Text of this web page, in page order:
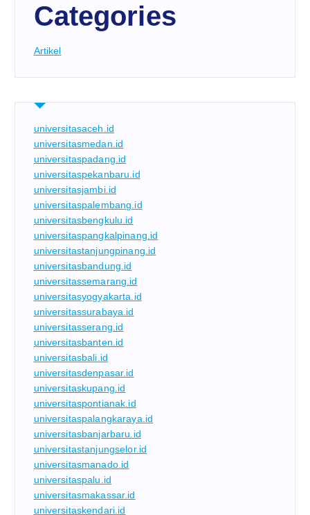
Categories
Artikel
universitasaceh.id
universitasmedan.id
universitaspadang.id
universitaspekanbaru.id
universitasjambi.id
universitaspalembang.id
universitasbengkulu.id
universitaspangkalpinang.id
universitastanjungpinang.id
universitasbandung.id
universitassemarang.id
universitasyogyakarta.id
universitassurabaya.id
universitasserang.id
universitasbanten.id
universitasbali.id
universitasdenpasar.id
universitaskupang.id
universitaspontianak.id
universitaspalangkaraya.id
universitasbanjarbaru.id
universitastanjungselor.id
universitasmanado.id
universitaspalu.id
universitasmakassar.id
universitaskendari.id